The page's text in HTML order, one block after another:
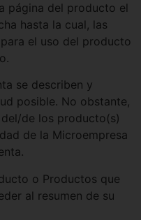
página del producto el
hasta la cual, las
el uso del producto
se describen y
posible. No obstante,
de los producto(s)
de la Microempresa
o Productos que
al resumen de su